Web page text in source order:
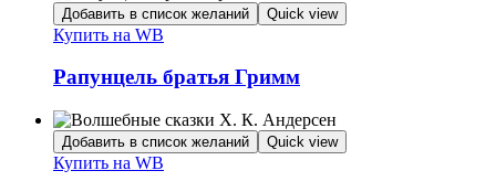
Добавить в список желаний Quick view
Купить на WB
Рапунцель братья Гримм
Добавить в список желаний Quick view
Купить на WB